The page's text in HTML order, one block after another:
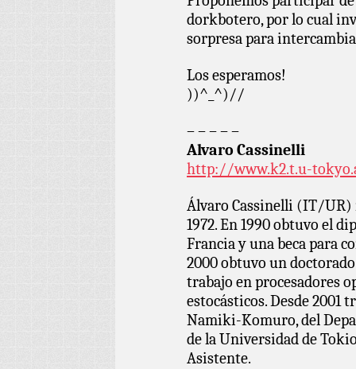
dorkbotero, por lo cual
sorpresa para
Los esperamos!
))^_^)//
– – – – –
Alvaro Cassinelli
http://www.k2.t.u-
Álvaro Cassinelli (IT/UR)
1972. En 1990 obtuvo el
Francia y una beca para
2000 obtuvo un
trabajo en procesadores
estocásticos. Desde
Namiki-Komuro, del
de la Universidad de
Asistente.